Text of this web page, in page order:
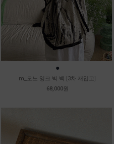
●
m_모노 잉크 빅 백 [3차 재입고]
68,000원